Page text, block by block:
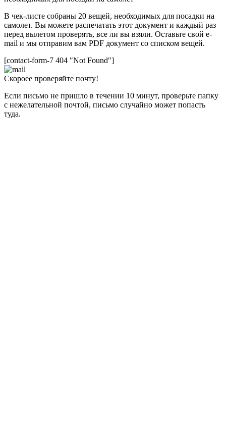
В чек-листе собраны 20 вещей, необходимых для посадки на
самолет. Вы можете распечатать этот документ и каждый раз
перед вылетом проверять, все ли вы взяли. Оставьте свой e-
mail и мы отправим вам PDF документ со списком вещей.
[contact-form-7 404 "Not Found"]
Скороее проверяйте почту!
Если письмо не пришло в течении 10 минут, проверьте папку
с нежелательной почтой, письмо случайно может попасть
туда.